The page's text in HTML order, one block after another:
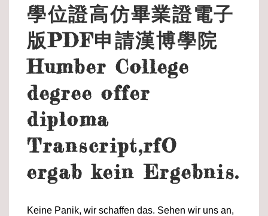
學位證高仿畢業證電子
版PDF申請漢博學院
Humber College
degree offer
diploma
Transcript,rfO
ergab kein Ergebnis.
Keine Panik, wir schaffen das. Sehen wir uns an,